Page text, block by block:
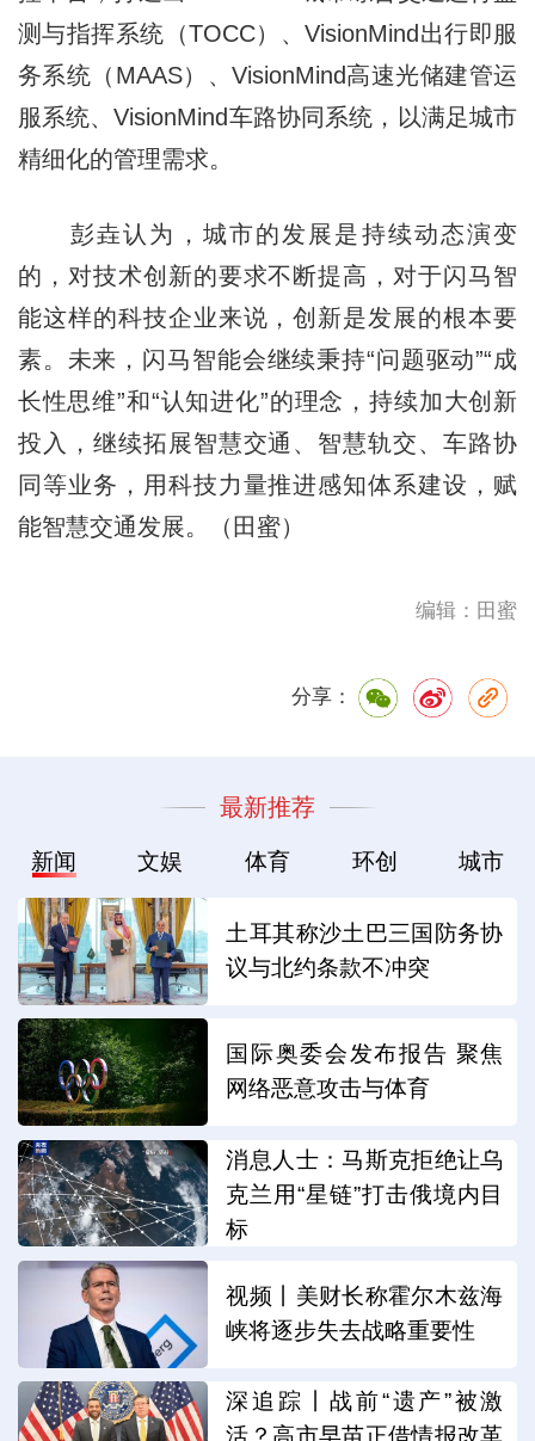
测与指挥系统（TOCC）、VisionMind出行即服
务系统（MAAS）、VisionMind高速光储建管运
服系统、VisionMind车路协同系统，以满足城市
精细化的管理需求。
彭垚认为，城市的发展是持续动态演变
的，对技术创新的要求不断提高，对于闪马智
能这样的科技企业来说，创新是发展的根本要
素。未来，闪马智能会继续秉持“问题驱动”“成
长性思维”和“认知进化”的理念，持续加大创新
投入，继续拓展智慧交通、智慧轨交、车路协
同等业务，用科技力量推进感知体系建设，赋
能智慧交通发展。（田蜜）
编辑：田蜜
分享：
最新推荐
新闻 文娱 体育 环创 城市
土耳其称沙土巴三国防务协
议与北约条款不冲突
国际奥委会发布报告 聚焦
网络恶意攻击与体育
消息人士：马斯克拒绝让乌
克兰用“星链”打击俄境内目
标
视频丨美财长称霍尔木兹海
峡将逐步失去战略重要性
深追踪丨战前“遗产”被激